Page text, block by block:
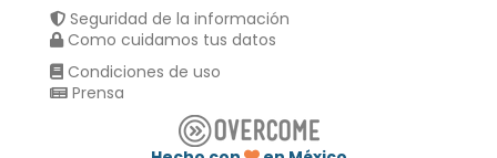
Seguridad de la información
Como cuidamos tus datos
Condiciones de uso
Prensa